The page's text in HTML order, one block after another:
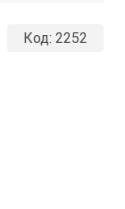
Код: 2252